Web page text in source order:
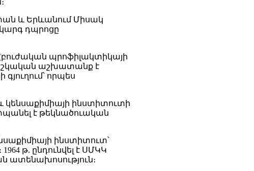
և Երևանում Միսակ
դպրոցը
պրոֆիլակտիկայի
աշխատանք է
որպես
կենսաքիմիայի ինստիտուտի
է թեկնածուական
ինստիտուտ՝
թ. ընդունվել է ՍՄԿԿ
ատենախոսություն։